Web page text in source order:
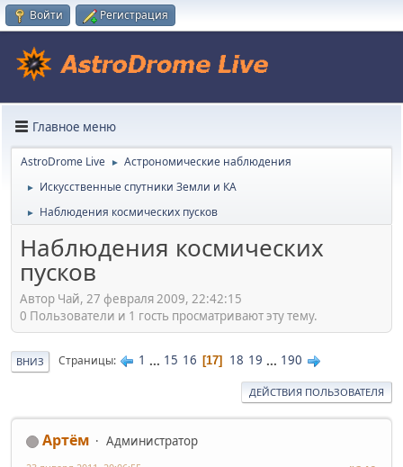
Войти Регистрация
Главное меню
AstroDrome Live ► Астрономические наблюдения
► Искусственные спутники Земли и КА
► Наблюдения космических пусков
Наблюдения космических
пусков
Автор Чай, 27 февраля 2009, 22:42:15
0 Пользователи и 1 гость просматривают эту тему.
ВНИЗ Страницы 1 ... 15 16 17 18 19 ... 190
ДЕЙСТВИЯ ПОЛЬЗОВАТЕЛЯ
Артём
Администратор